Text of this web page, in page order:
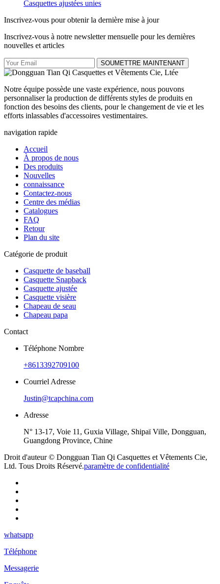
Casquettes ajustées unies
Inscrivez-vous pour obtenir la dernière mise à jour
Inscrivez-vous à notre newsletter mensuelle pour les dernières
nouvelles et articles
SOUMETTRE MAINTENANT
Notre équipe possède une vaste expérience, nous pouvons
personnaliser la production de différents styles de produits en
fonction des besoins des clients, pour le changement de vie et les
efforts inlassables d'accessoires vestimentaires.
navigation rapide
Accueil
À propos de nous
Des produits
Nouvelles
connaissance
Contactez-nous
Centre des médias
Catalogues
FAQ
Retour
Plan du site
Catégorie de produit
Casquette de baseball
Casquette Snapback
Casquette ajustée
Casquette visière
Chapeau de seau
Chapeau papa
Contact
Téléphone Nombre
+8613392709100
Courriel Adresse
Justin@tcapchina.com
Adresse
N° 13-17, Voie 11, Guxia Village, Shipaï Ville, Dongguan,
Guangdong Province, Chine
Droit d'auteur © Dongguan Tian Qi Casquettes et Vêtements Cie,
Ltd. Tous Droits Réservé.paramètre de confidentialité
whatsapp
Téléphone
Messagerie